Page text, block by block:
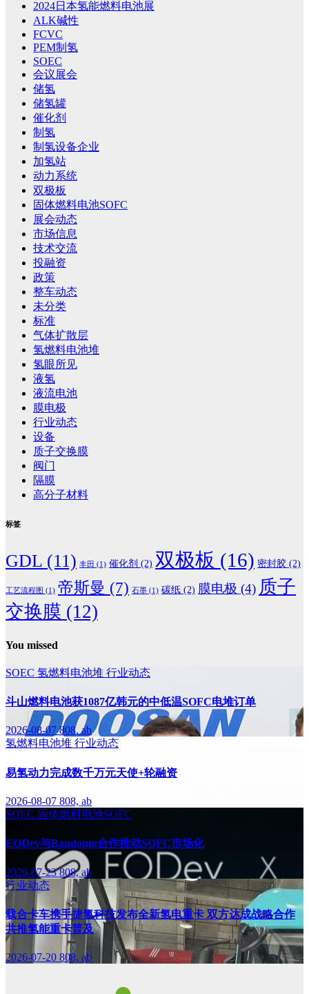
2024日本氢能燃料电池展
ALK碱性
FCVC
PEM制氢
SOEC
会议展会
储氢
储氢罐
催化剂
制氢
制氢设备企业
加氢站
动力系统
双极板
固体燃料电池SOFC
展会动态
市场信息
技术交流
投融资
政策
整车动态
未分类
标准
气体扩散层
氢燃料电池堆
氢眼所见
液氢
液流电池
膜电极
行业动态
设备
质子交换膜
阀门
隔膜
高分子材料
标签
GDL (11) 丰田 (1) 催化剂 (2) 双极板 (16) 密封胶 (2)
工艺流程图 (1) 帝斯曼 (7) 石墨 (1) 碳纸 (2) 膜电极 (4) 质子
交换膜 (12)
You missed
SOEC 氢燃料电池堆 行业动态
斗山燃料电池获1087亿韩元的中低温SOFC电堆订单
2026-08-07808, ab
氢燃料电池堆 行业动态
易氢动力完成数千万元天使+轮融资
2026-08-07 808, ab
SOEC 固体燃料电池SOFC
EODev与Baudouin合作推动SOFC市场化
2026-07-23808, ab
行业动态
载合卡车携手捷氢科技发布全新氢电重卡 双方达成战略合作
共推氢能重卡普及
2026-07-20 808, ab